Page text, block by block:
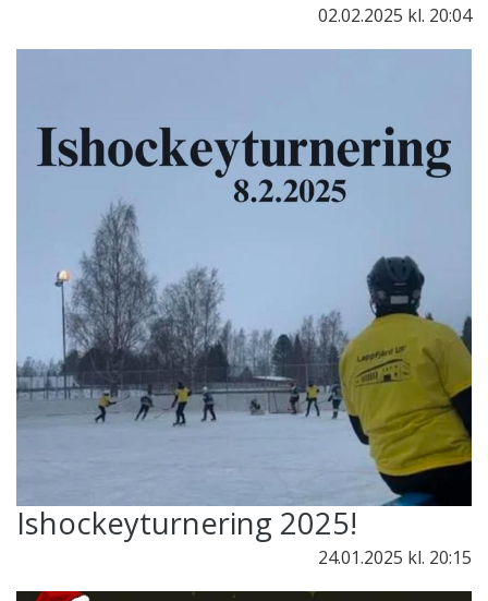
02.02.2025 kl. 20:04
Ishockeyturnering 2025!
24.01.2025 kl. 20:15